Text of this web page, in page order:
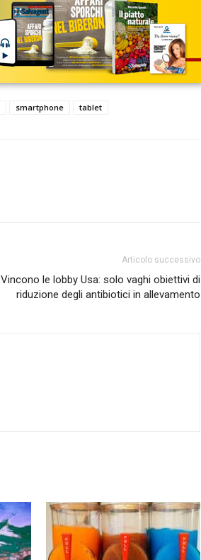
smartphone tablet
Articolo successivo
Vincono le lobby Usa: solo vaghi obiettivi di
riduzione degli antibiotici in allevamento